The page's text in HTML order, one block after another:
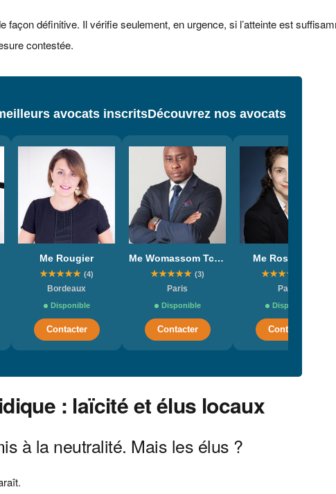
façon définitive. Il vérifie seulement, en urgence, si l’atteinte est
contestée.
avocats inscritsDécouvrez nos avocats
Me Rougier
★★★★★ (4)
Bordeaux
Disponible
Contacter
Me Womassom Tchuangou
★★★★★ (3)
Paris
Disponible
Contacter
Me Rosenstein
★★★★
Paris
Disponible
Contacter
: laïcité et élus locaux
à la neutralité. Mais les élus ?